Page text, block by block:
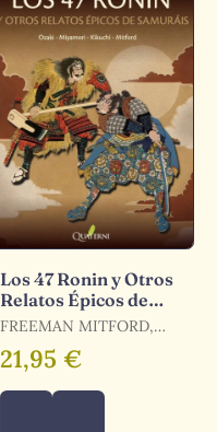
Los 47 Ronin y Otros
Relatos Épicos de
Samuráis
FREEMAN MITFORD,
ALGERNON B. /
KIKUCHI, KA /
21,95 €